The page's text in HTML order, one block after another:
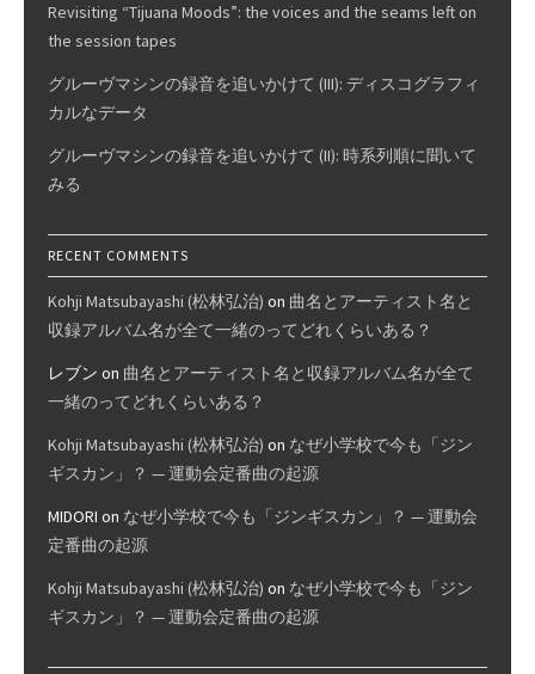
Revisiting “Tijuana Moods”: the voices and the seams left on
the session tapes
グルーヴマシンの録音を追いかけて (III): ディスコグラフィ
カルなデータ
グルーヴマシンの録音を追いかけて (II): 時系列順に聞いて
みる
RECENT COMMENTS
Kohji Matsubayashi (松林弘治) on 曲名とアーティスト名と
収録アルバム名が全て一緒のってどれくらいある？
レブン on 曲名とアーティスト名と収録アルバム名が全て
一緒のってどれくらいある？
Kohji Matsubayashi (松林弘治) on なぜ小学校で今も「ジン
ギスカン」？ — 運動会定番曲の起源
MIDORI on なぜ小学校で今も「ジンギスカン」？ — 運動会
定番曲の起源
Kohji Matsubayashi (松林弘治) on なぜ小学校で今も「ジン
ギスカン」？ — 運動会定番曲の起源